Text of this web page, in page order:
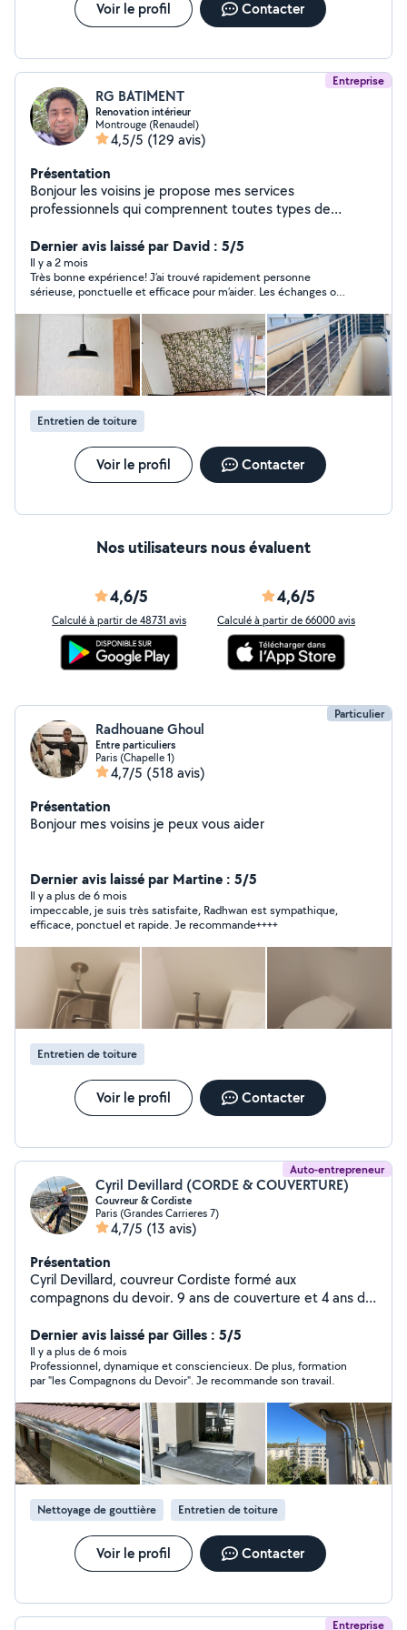
parfaitement. Je suis déjà connu de mon petit réseau
de quartier. Je compte malgré tout sur allo voisin pour
Voir le profil Contacter
Entreprise
RG BATIMENT
Renovation intérieur
Montrouge (Renaudel)
4,5/5 (129 avis)
Présentation
Bonjour les voisins je propose mes services
professionnels qui comprennent toutes types de
experience rest a votre disposition merci
Dernier avis laissé par David : 5/5
Il y a 2 mois
Très bonne expérience! J’ai trouvé rapidement personne
sérieuse, ponctuelle et efficace pour m’aider. Les échanges ont
raisonnable. Je recommande sans hésiter !
Entretien de toiture
Voir le profil Contacter
Nos utilisateurs nous évaluent
4,6/5
Calculé à partir de 48731 avis
4,6/5
Calculé à partir de 66000 avis
Particulier
Radhouane Ghoul
Entre particuliers
Paris (Chapelle 1)
4,7/5 (518 avis)
Présentation
Bonjour mes voisins je peux vous aider
Dernier avis laissé par Martine : 5/5
Il y a plus de 6 mois
impeccable, je suis très satisfaite, Radhwan est sympathique,
efficace, ponctuel et rapide. Je recommande++++
Entretien de toiture
Voir le profil Contacter
Auto-entrepreneur
Cyril Devillard (CORDE & COUVERTURE)
Couvreur & Cordiste
Paris (Grandes Carrieres 7)
4,7/5 (13 avis)
Présentation
Cyril Devillard, couvreur Cordiste formé aux
compagnons du devoir. 9 ans de couverture et 4 ans de
complémentaire zinguerie ainsi qu'un BP chez les
compagnons du devoir, j'ai 24 ans ,toujours motivé et
disponible pour répondre à vos demandes.
Dernier avis laissé par Gilles : 5/5
Il y a plus de 6 mois
Professionnel, dynamique et consciencieux. De plus, formation
par "les Compagnons du Devoir". Je recommande son travail.
Nettoyage de gouttière Entretien de toiture
Voir le profil Contacter
Entreprise